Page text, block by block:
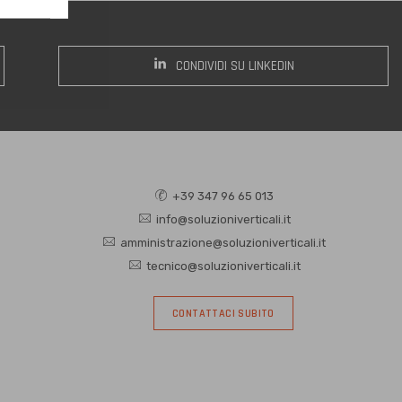
CONDIVIDI SU LINKEDIN
+39 347 96 65 013
info@soluzioniverticali.it
amministrazione@soluzioniverticali.it
tecnico@soluzioniverticali.it
CONTATTACI SUBITO